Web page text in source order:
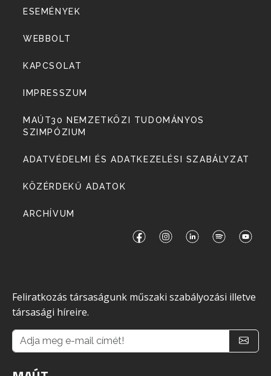
ESEMÉNYEK
WEBBOLT
KAPCSOLAT
IMPRESSZUM
MAÚT30 NEMZETKÖZI TUDOMÁNYOS
SZIMPÓZIUM
ADATVÉDELMI ÉS ADATKEZELÉSI SZABÁLYZAT
KÖZÉRDEKŰ ADATOK
ARCHÍVUM
Feliratkozás társaságunk műszaki szabályozási illetve
társasági híreire.